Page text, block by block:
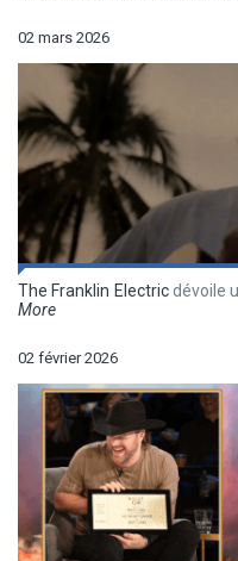
02 mars 2026
The Franklin Electricdévoile
More
02 février 2026